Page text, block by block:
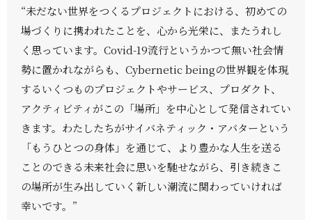
“未だない世界をつくるプロジェクトにおける、初めての
場づくりに携われたことを、心から光栄に、またうれし
く思っています。Covid-19流行というかつて無い社会情
勢に置かれながらも、Cybernetic beingの世界観を体現
するいくつものプロジェクトやサービス、プロダクト、
アクティビティがこの「場所」を中心として発信されてい
きます。わたしたちがサイバネティック・アバターという
「もうひとつの身体」を通じて、より豊かな人生を送る
ことのできる未来社会に思いを馳せながら、引き続きこ
の場所が生み出していく新しい潮流に関わっていければ
幸いです。”